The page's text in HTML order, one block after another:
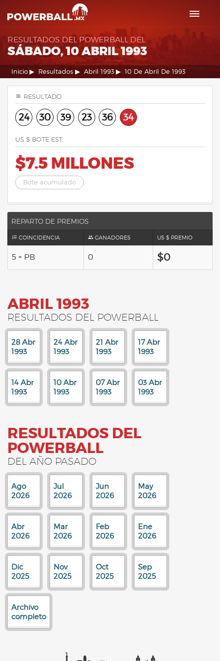
RESULTADOS DEL POWERBALL DEL
SÁBADO, 10 ABRIL 1993
Inicio Resultados Abril 1993 10 De Abril De 1993
RESULTADO
24 30 39 23 36 34
US $ BOTE EST.
$7.5 MILLONES
Bote acumulado
REPARTO DE PREMIOS
COINCIDENCIA GANADORES US $ PREMIO
5 + PB 0 $0
ABRIL 1993
RESULTADOS DEL POWERBALL
28 Abr
1993
24 Abr
1993
21 Abr
1993
17 Abr
1993
14 Abr
1993
10 Abr
1993
07 Abr
1993
03 Abr
1993
RESULTADOS DEL
POWERBALL
DEL AÑO PASADO
Ago
2026
Jul
2026
Jun
2026
May
2026
Abr
2026
Mar
2026
Feb
2026
Ene
2026
Dic
2025
Nov
2025
Oct
2025
Sep
2025
Archivo
completo